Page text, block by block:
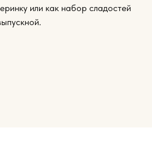
или как набор сладостей